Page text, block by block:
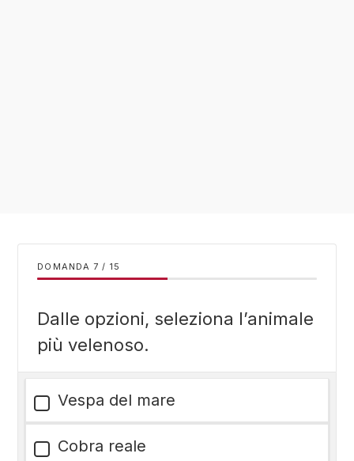
DOMANDA / 15
Dalle opzioni, seleziona l’animale
più velenoso.
Vespa del mare
Cobra reale